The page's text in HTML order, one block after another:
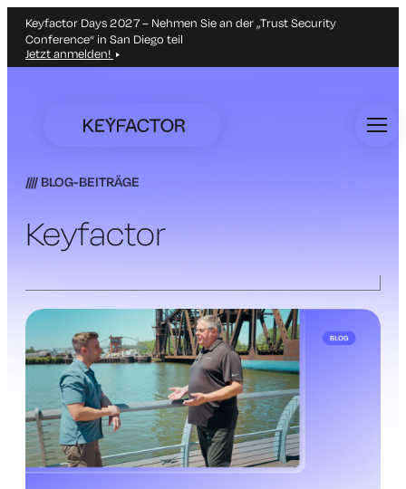
Keyfactor Days 2027 – Nehmen Sie an der „Trust Security
Conference“ in San Diego teil
Jetzt anmelden!
springen
BLOG-BEITRÄGE
Keyfactor